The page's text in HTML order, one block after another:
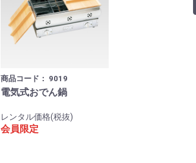
商品コード： 9019
電気式おでん鍋
レンタル価格(税抜)
会員限定